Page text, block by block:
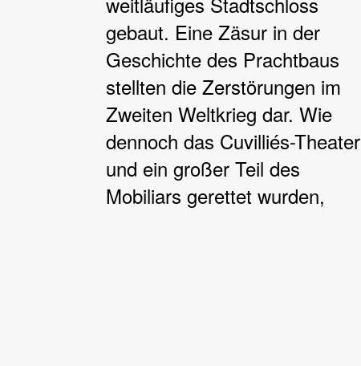
gebaut. Eine Zäsur in der
Geschichte des Prachtbaus
stellten die Zerstörungen im
Zweiten Weltkrieg dar. Wie
dennoch das Cuvilliés-Theater
und ein großer Teil des
Mobiliars gerettet wurden,